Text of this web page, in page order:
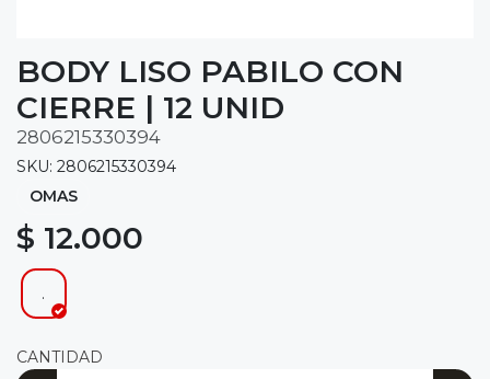
BODY LISO PABILO CON
CIERRE | 12 UNID
2806215330394
SKU: 2806215330394
OMAS
$ 12.000
.
CANTIDAD